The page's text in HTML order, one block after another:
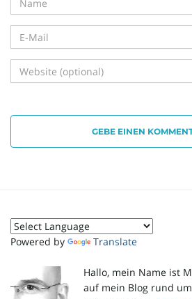
GEBE EINEN
Powered by Translate
Hallo, mein Name ist
auf mein Blog rund